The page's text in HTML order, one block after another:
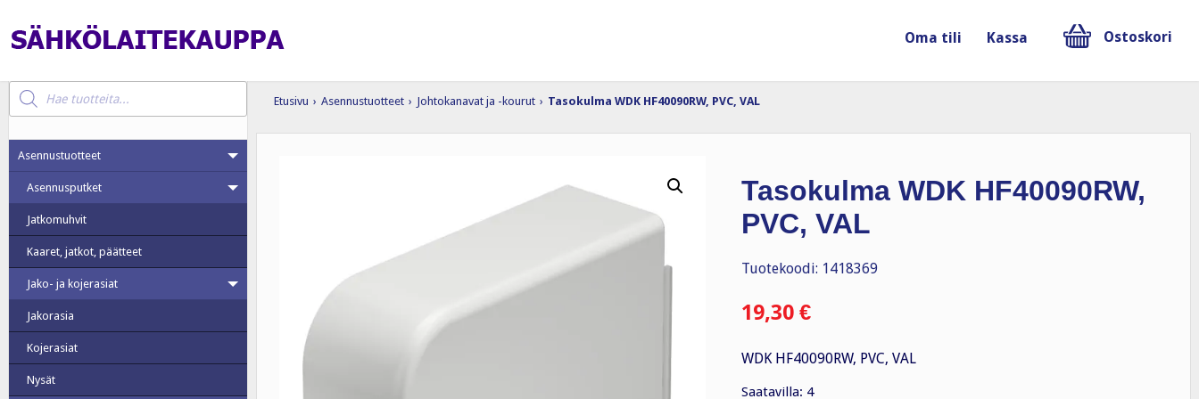
Oma tili Kassa Ostoskori
Etusivu › Asennustuotteet › Johtokanavat ja -kourut › Tasokulma WDK HF40090RW, PVC, VAL
Tasokulma WDK HF40090RW,
PVC, VAL
Tuotekoodi: 1418369
19,30 €
WDK HF40090RW, PVC, VAL
Saatavilla: 4
Products
search
Asennustuotteet
Asennusputket
Jatkomuhvit
Kaaret, jatkot, päätteet
Jako- ja kojerasiat
Jakorasia
Kojerasiat
Nysät